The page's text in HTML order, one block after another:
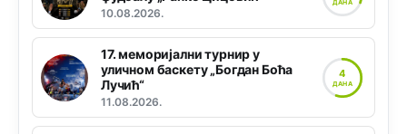
10.08.2026.
ДАНА
17. меморијални турнир у
уличном баскету „Богдан Боћа
Лучић“
11.08.2026.
4
ДАНА